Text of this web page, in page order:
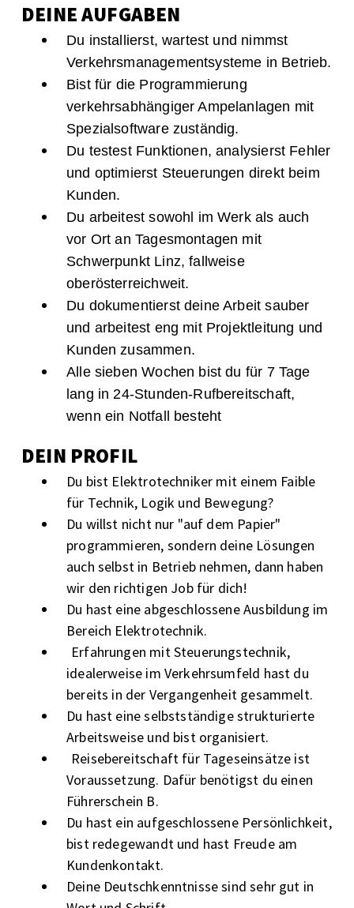
DEINE AUFGABEN
Du installierst, wartest und nimmst
Verkehrsmanagementsysteme in Betrieb.
Bist für die Programmierung
verkehrsabhängiger Ampelanlagen mit
Spezialsoftware zuständig.
Du testest Funktionen, analysierst Fehler
und optimierst Steuerungen direkt beim
Kunden.
Du arbeitest sowohl im Werk als auch
vor Ort an Tagesmontagen mit
Schwerpunkt Linz, fallweise
oberösterreichweit.
Du dokumentierst deine Arbeit sauber
und arbeitest eng mit Projektleitung und
Kunden zusammen.
Alle sieben Wochen bist du für 7 Tage
lang in 24-Stunden-Rufbereitschaft,
wenn ein Notfall besteht
DEIN PROFIL
Du bist Elektrotechniker mit einem Faible
für Technik, Logik und Bewegung?
Du willst nicht nur "auf dem Papier"
programmieren, sondern deine Lösungen
auch selbst in Betrieb nehmen, dann haben
wir den richtigen Job für dich!
Du hast eine abgeschlossene Ausbildung im
Bereich Elektrotechnik.
Erfahrungen mit Steuerungstechnik,
idealerweise im Verkehrsumfeld hast du
bereits in der Vergangenheit gesammelt.
Du hast eine selbstständige strukturierte
Arbeitsweise und bist organisiert.
Reisebereitschaft für Tageseinsätze ist
Voraussetzung. Dafür benötigst du einen
Führerschein B.
Du hast ein aufgeschlossene Persönlichkeit,
bist redegewandt und hast Freude am
Kundenkontakt.
Deine Deutschkenntnisse sind sehr gut in